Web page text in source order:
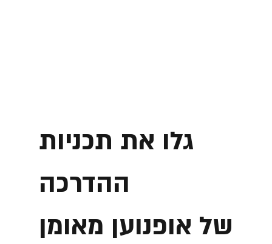
גלו את תכניות
ההדרכה
של אופנוען מאומן